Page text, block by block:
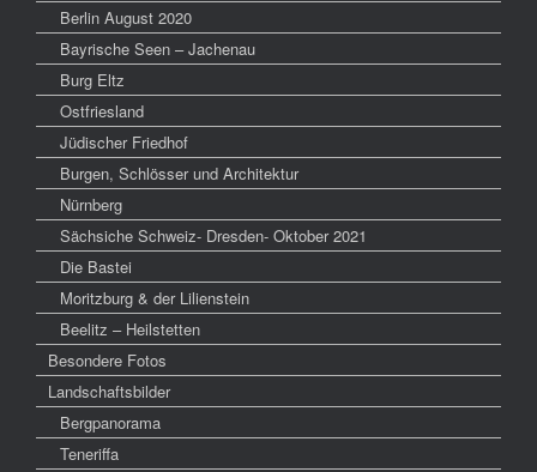
Berlin August 2020
Bayrische Seen – Jachenau
Burg Eltz
Ostfriesland
Jüdischer Friedhof
Burgen, Schlösser und Architektur
Nürnberg
Sächsiche Schweiz- Dresden- Oktober 2021
Die Bastei
Moritzburg & der Lilienstein
Beelitz – Heilstetten
Besondere Fotos
Landschaftsbilder
Bergpanorama
Teneriffa